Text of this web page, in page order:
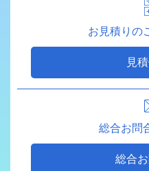
お見積りの
見
総合お問
総合